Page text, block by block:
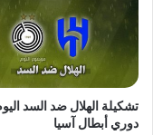
تشكيلة الهلال ضد السد
دوري أبطال آسيا